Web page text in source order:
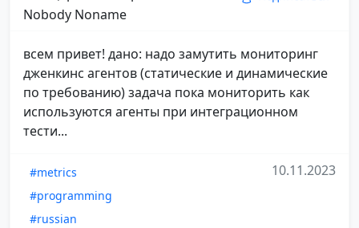
Nobody Noname
всем привет! дано: надо замутить мониторинг
дженкинс агентов (статические и динамические
по требованию) задача пока мониторить как
используются агенты при интеграционном
тести...
#metrics
#programming
#russian
10.11.2023